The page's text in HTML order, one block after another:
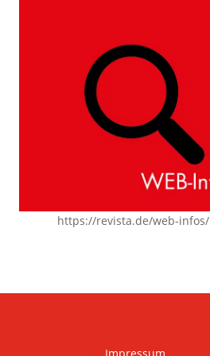
https://revista.de/web-infos/